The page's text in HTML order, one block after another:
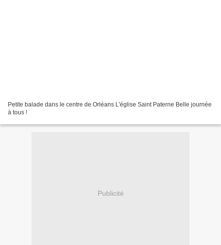
Petite balade dans le centre de Orléans L'église Saint Paterne Belle journée
à tous !
Publicité